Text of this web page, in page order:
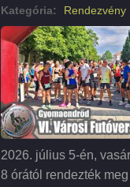
Kategória:
Rendezvény
2026. július 5-én,
8 órától rendezték meg